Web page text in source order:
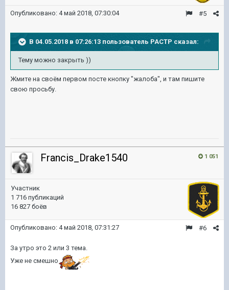
#5
Опубликовано: 4 май 2018, 07:30:04
В 04.05.2018 в 07:26:13 пользователь PACTP сказал:
Тему можно закрыть ))
Жмите на своём первом посте кнопку "жалоба", и там пишите
свою просьбу.
1 051
Francis_Drake1540
Участник
1 716 публикаций
16 827 боёв
#6
Опубликовано: 4 май 2018, 07:31:27
За утро это 2 или 3 тема.
Уже не смешно